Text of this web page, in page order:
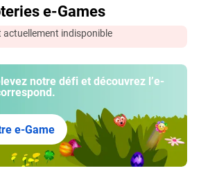
e-Games
actuellement indisponible
notre défi et découvrez l’e-
e-Game